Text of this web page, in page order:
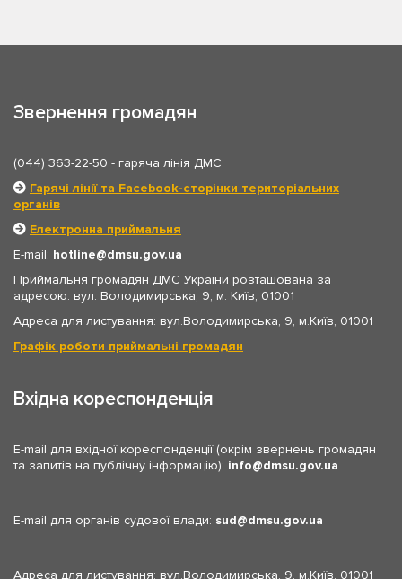
Звернення громадян
(044) 363-22-50 - гаряча лінія ДМС
Гарячі лінії та Facebook-сторінки територіальних
органів
Електронна приймальня
E-mail: hotline
dmsu.gov.ua
Приймальня громадян ДМС України розташована за
адресою: вул. Володимирська, 9, м. Київ, 01001
Адреса для листування: вул.Володимирська, 9, м.Київ, 01001
Графік роботи приймальні громадян
Вхідна кореспонденція
E-mail для вхідної кореспонденції (окрім звернень громадян
та запитів на публічну інформацію): info dmsu.gov.ua
E-mail для органів судової влади: sud dmsu.gov.ua
Адреса для листування: вул.Володимирська, 9, м.Київ, 01001